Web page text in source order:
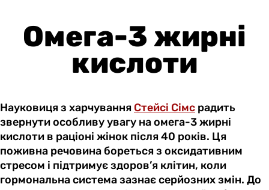
Омега-3 жирні
кислоти
Науковиця з харчування Стейсі Сімс радить
звернути особливу увагу на омега-3 жирні
кислоти в раціоні жінок після 40 років. Ця
поживна речовина бореться з оксидативним
стресом і підтримує здоров’я клітин, коли
гормональна система зазнає серйозних змін. До